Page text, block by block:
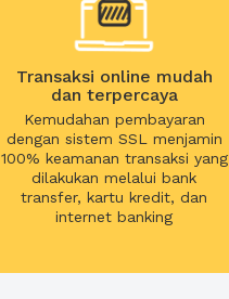
Transaksi online mudah
dan terpercaya
Kemudahan pembayaran
dengan sistem SSL menjamin
100% keamanan transaksi yang
dilakukan melalui bank
transfer, kartu kredit, dan
internet banking